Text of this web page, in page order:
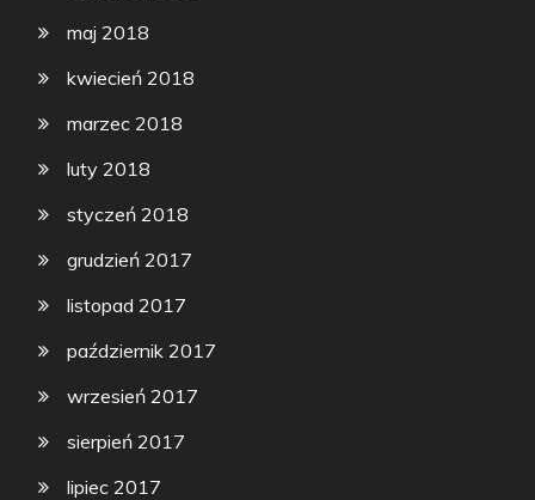
maj 2018
kwiecień 2018
marzec 2018
luty 2018
styczeń 2018
grudzień 2017
listopad 2017
październik 2017
wrzesień 2017
sierpień 2017
lipiec 2017